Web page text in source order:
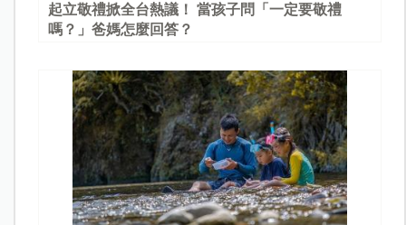
起立敬禮掀全台熱議！ 當孩子問「一定要敬禮
嗎？」爸媽怎麼回答？